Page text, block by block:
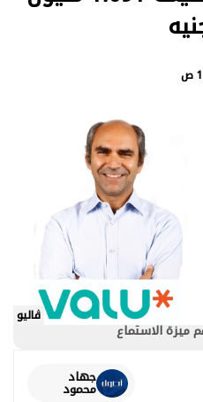
ڤاليو
ميزة الاستماع
جهاد
محمود